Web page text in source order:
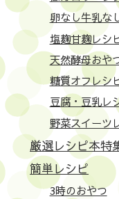
卵なし牛乳な
塩麹甘麹レシ
天然酵母おや
糖質オフレシ
豆腐・豆乳レ
野菜スイーツ
厳選レシピ本特
簡単レシピ
3時のおやつ